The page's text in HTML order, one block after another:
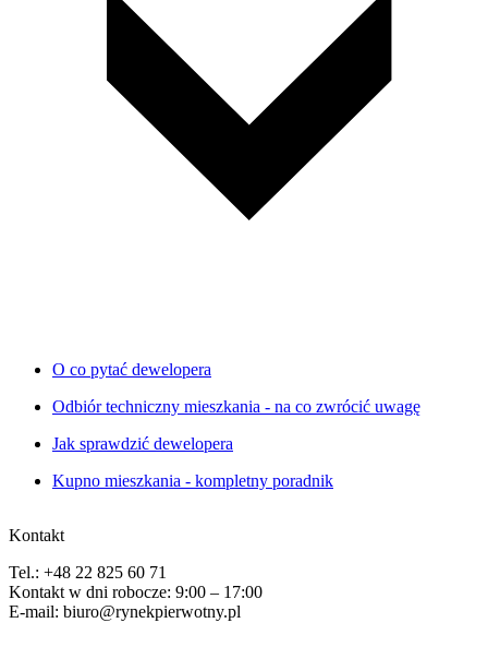
O co pytać dewelopera
Odbiór techniczny mieszkania - na co zwrócić uwagę
Jak sprawdzić dewelopera
Kupno mieszkania - kompletny poradnik
Kontakt
Tel.: +48 22 825 60 71
Kontakt w dni robocze: 9:00 – 17:00
E-mail: biuro@rynekpierwotny.pl